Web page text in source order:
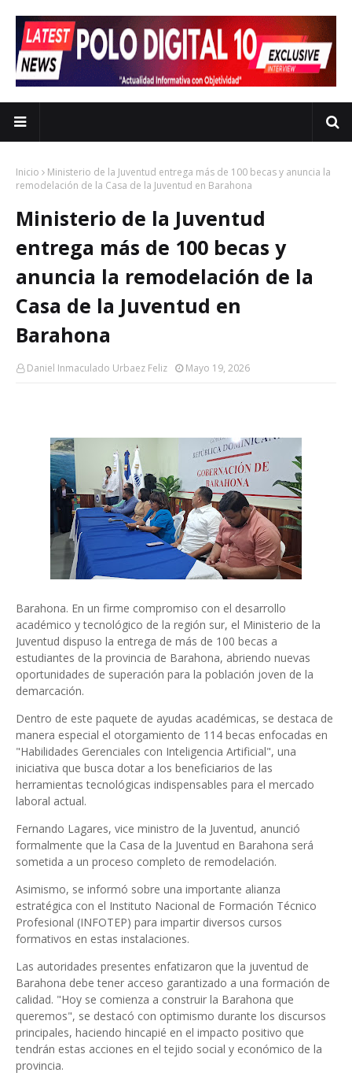
Inicio
Ministerio de la Juventud entrega más de 100 becas y anuncia la
remodelación de la Casa de la Juventud en Barahona
Ministerio de la Juventud
entrega más de 100 becas y
anuncia la remodelación de la
Casa de la Juventud en
Barahona
Daniel Inmaculado Urbaez Feliz Mayo 19, 2026
Barahona. En un firme compromiso con el desarrollo
académico y tecnológico de la región sur, el Ministerio de la
Juventud dispuso la entrega de más de 100 becas a
estudiantes de la provincia de Barahona, abriendo nuevas
oportunidades de superación para la población joven de la
demarcación.
Dentro de este paquete de ayudas académicas, se destaca de
manera especial el otorgamiento de 114 becas enfocadas en
"Habilidades Gerenciales con Inteligencia Artificial", una
iniciativa que busca dotar a los beneficiarios de las
herramientas tecnológicas indispensables para el mercado
laboral actual.
Fernando Lagares, vice ministro de la Juventud, anunció
formalmente que la Casa de la Juventud en Barahona será
sometida a un proceso completo de remodelación.
Asimismo, se informó sobre una importante alianza
estratégica con el Instituto Nacional de Formación Técnico
Profesional (INFOTEP) para impartir diversos cursos
formativos en estas instalaciones.
Las autoridades presentes enfatizaron que la juventud de
Barahona debe tener acceso garantizado a una formación de
calidad. "Hoy se comienza a construir la Barahona que
queremos", se destacó con optimismo durante los discursos
principales, haciendo hincapié en el impacto positivo que
tendrán estas acciones en el tejido social y económico de la
provincia.